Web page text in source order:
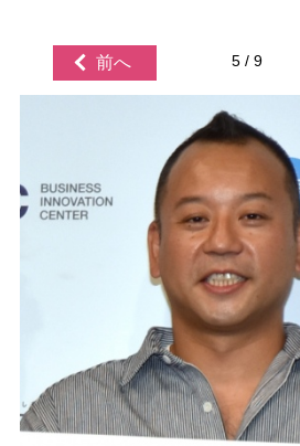
前へ 5 / 9